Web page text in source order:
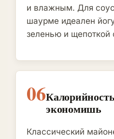
и влажным. Для
шаурме идеален
зеленью и щепоткой
06
экономишь
Классический